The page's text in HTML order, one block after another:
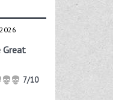
Great
7/10